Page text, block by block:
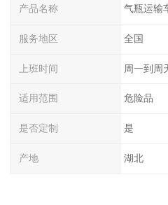
产品名称 气瓶运输
服务地区 全国
上班时间 周一到周
适用范围 危险品
是否定制 是
产地 湖北